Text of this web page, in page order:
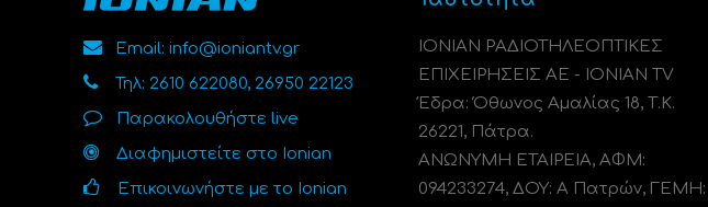
Email: info@ioniantv.gr
Τηλ: 2610 622080, 26950 22123
Παρακολουθήστε live
Διαφημιστείτε στο Ionian
Επικοινωνήστε με το Ionian
ΙΟΝΙΑΝ ΡΑΔΙΟΤΗΛΕΟΠΤΙΚΕΣ
ΕΠΙΧΕΙΡΗΣΕΙΣ ΑΕ - IONIAN TV
Έδρα: Όθωνος Αμαλίας 18, Τ.Κ.
26221, Πάτρα.
ΑΝΩΝΥΜΗ ΕΤΑΙΡΕΙΑ, ΑΦΜ:
094233274, ΔΟΥ: A Πατρών, ΓΕΜΗ: